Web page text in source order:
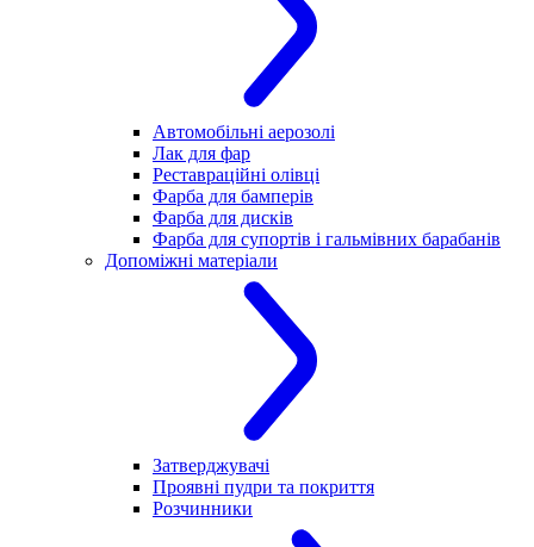
Автомобільні аерозолі
Лак для фар
Реставраційні олівці
Фарба для бамперів
Фарба для дисків
Фарба для супортів і гальмівних барабанів
Допоміжні матеріали
Затверджувачі
Проявні пудри та покриття
Розчинники